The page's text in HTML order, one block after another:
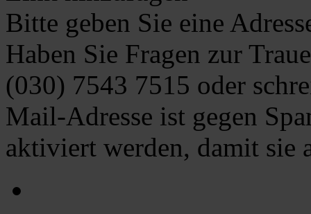
Bitte geben Sie eine
Haben Sie Fragen zur
(030) 7543 7515 oder
Mail-Adresse ist gegen
aktiviert werden, damit sie